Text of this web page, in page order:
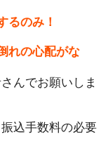
るのみ！
れの心配がな
んでお願いしま
込手数料の必要